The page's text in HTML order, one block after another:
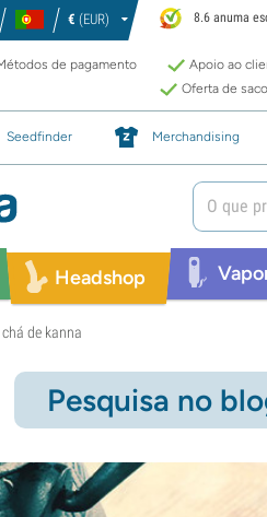
€ (EUR) 8.6 anuma
de pagamento Apoio ao
Oferta de
Seedfinder Merchandising
Headshop
de kanna
Pesquisa no